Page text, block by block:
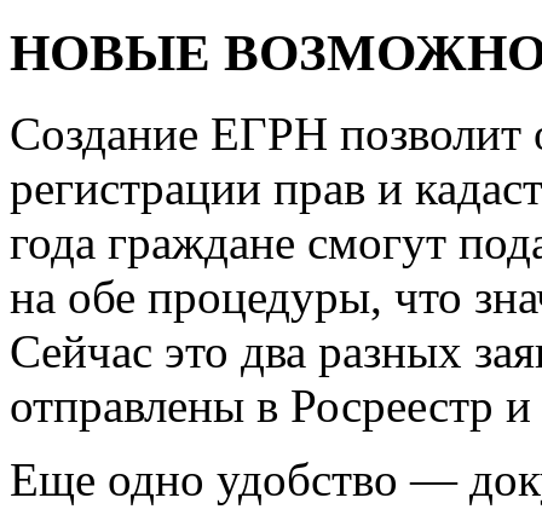
НОВЫЕ
Создание ЕГРН позволит
регистрации прав и
года граждане смогут
на обе процедуры, что
Сейчас это два разных
отправлены в Росреестр
Еще одно удобство —